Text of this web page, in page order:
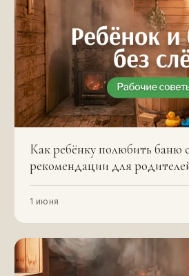
Как ребёнку полюбить баню
рекомендации для
1 июня